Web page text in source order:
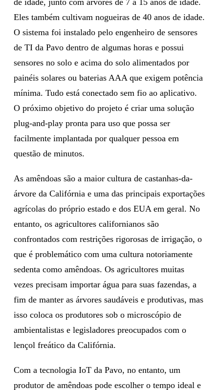
Eles também cultivam nogueiras de 40 anos de idade.
O sistema foi instalado pelo engenheiro de sensores
de TI da Pavo dentro de algumas horas e possui
sensores no solo e acima do solo alimentados por
painéis solares ou baterias AAA que exigem potência
mínima. Tudo está conectado sem fio ao aplicativo.
O próximo objetivo do projeto é criar uma solução
plug-and-play pronta para uso que possa ser
facilmente implantada por qualquer pessoa em
questão de minutos.
As amêndoas são a maior cultura de castanhas-da-
árvore da Califórnia e uma das principais exportações
agrícolas do próprio estado e dos EUA em geral. No
entanto, os agricultores californianos são
confrontados com restrições rigorosas de irrigação, o
que é problemático com uma cultura notoriamente
sedenta como amêndoas. Os agricultores muitas
vezes precisam importar água para suas fazendas, a
fim de manter as árvores saudáveis ​​e produtivas, mas
isso coloca os produtores sob o microscópio de
ambientalistas e legisladores preocupados com o
lençol freático da Califórnia.
Com a tecnologia IoT da Pavo, no entanto, um
produtor de amêndoas pode escolher o tempo ideal e